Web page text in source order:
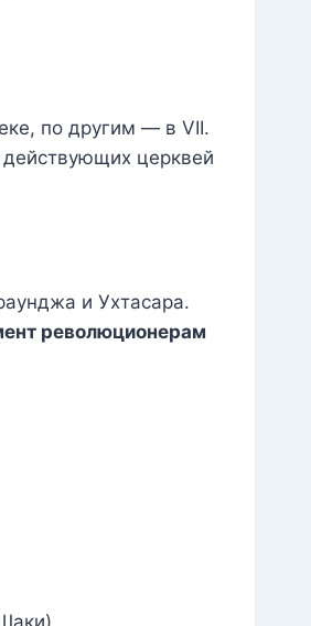
по другим — в VII.
церквей
и Ухтасара.
революционерам